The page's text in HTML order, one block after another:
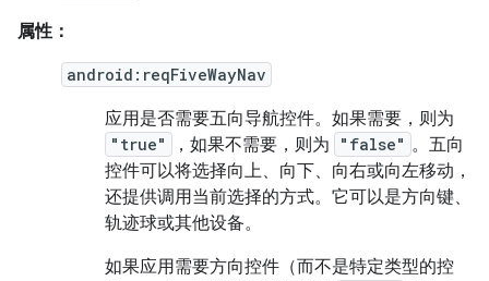
属性：
android:reqFiveWayNav
应用是否需要五向导航控件。如果需要，则为
"true" ，如果不需要，则为 "false" 。五向
控件可以将选择向上、向下、向右或向左移动，
还提供调用当前选择的方式。它可以是方向键、
轨迹球或其他设备。
如果应用需要方向控件（而不是特定类型的控